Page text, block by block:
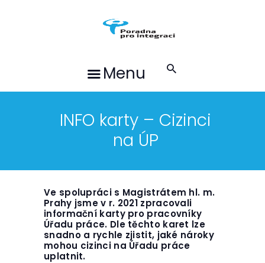
Menu
INFO karty – Cizinci
na ÚP
AKTUALITY
KE STAŽENÍ
PŘÍBĚHY KLIENTŮ
KONTAKTY
Ve spolupráci s Magistrátem hl. m.
Prahy jsme v r. 2021 zpracovali
informační karty pro pracovníky
Úřadu práce. Dle těchto karet lze
snadno a rychle zjistit, jaké nároky
mohou cizinci na Úřadu práce
uplatnit.